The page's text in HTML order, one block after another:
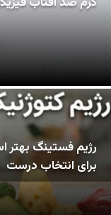
رژیم فستینگ بهتر
برای انتخاب درست